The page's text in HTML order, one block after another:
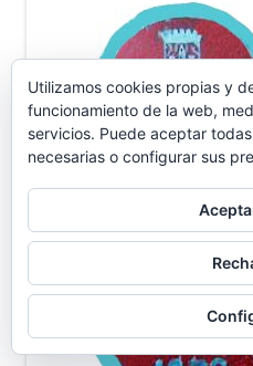
Utilizamos cookies propias y
funcionamiento de la web,
servicios. Puede aceptar
necesarias o configurar sus